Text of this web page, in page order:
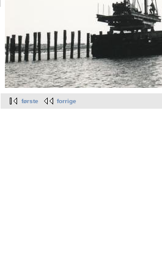
første forrige